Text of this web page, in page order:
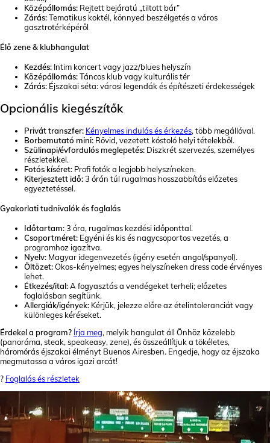
Középállomás: Rejtett bejáratú „tiltott bár”
Zárás:Tematikus koktél, könnyed beszélgetés a város
gasztrotérképéről
Élő zene & klubhangulat
Kezdés: Intim koncert vagy jazz/blues helyszín
Középállomás:Táncos klub vagy kulturális tér
Zárás: Éjszakai séta: városi legendák és építészeti érdekességek
Opcionális kiegészítők
Privát transzfer: Kényelmes indulás és érkezés, több megállóval.
Borbemutató mini: Rövid, vezetett kóstoló helyi tételekből.
Szülinapi/évfordulós meglepetés: Diszkrét szervezés, személyes
részletekkel.
Fotós kíséret: Profi fotók a legjobb helyszíneken.
Kiterjesztett idő:3 órán túl rugalmas hosszabbítás előzetes
egyeztetéssel.
Gyakorlati tudnivalók és foglalás
Időtartam:3 óra, rugalmas kezdési időponttal.
Csoportméret: Egyéni és kis és nagycsoportos vezetés, a
programhoz igazítva.
Nyelv: Magyar idegenvezetés (igény esetén angol/spanyol).
Öltözet:Okos-kényelmes; egyes helyszíneken dress code érvényes
lehet.
Étkezés/ital:A fogyasztás a vendégeket terheli; előzetes
foglalásban segítünk.
Allergiák/igények: Kérjük, jelezze előre az ételintoleranciát vagy
különleges kéréseket.
Érdekel a program? Írja meg, melyik hangulat áll Önhöz közelebb
(panoráma, steak, speakeasy, zene), és összeállítjuk a tökéletes,
háromórás éjszakai élményt Buenos Airesben. Engedje, hogy az éjszaka
megmutassa a város igazi arcát!
? Foglalás és részletek